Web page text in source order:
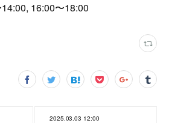
16:00〜18:00
2025.03.03 12:00